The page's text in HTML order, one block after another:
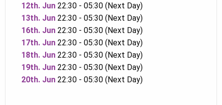
12th. Jun 22:30 - 05:30 (Next Day)
13th. Jun 22:30 - 05:30 (Next Day)
16th. Jun 22:30 - 05:30 (Next Day)
17th. Jun 22:30 - 05:30 (Next Day)
18th. Jun 22:30 - 05:30 (Next Day)
19th. Jun 22:30 - 05:30 (Next Day)
20th. Jun 22:30 - 05:30 (Next Day)